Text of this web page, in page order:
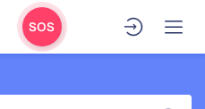
SOS